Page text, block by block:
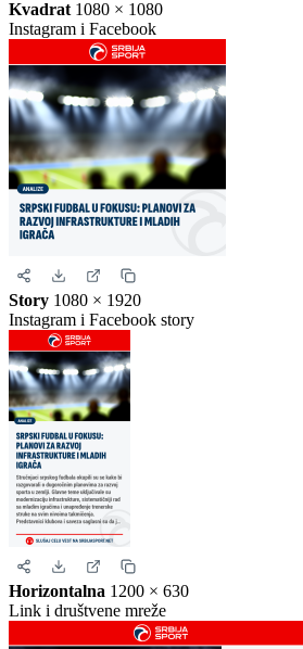
Izaberite format slike.
Ovo je samo generički prikaz izgleda
format da biste generisali stvarnu sliku za
Instagram objava1080 × 1350
Uspravna objava
Kvadrat1080 × 1080
Instagram i Facebook